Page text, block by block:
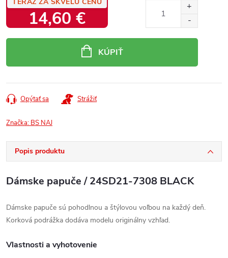
14,60 €
KÚPIŤ
Opýtať sa Strážiť
Značka: BS NAJ
Popis produktu
Dámske papuče / 24SD21-7308 BLACK
Dámske papuče sú pohodlnou a štýlovou voľbou na každý deň.
Korková podrážka dodáva modelu originálny vzhľad.
Vlastnosti a vyhotovenie